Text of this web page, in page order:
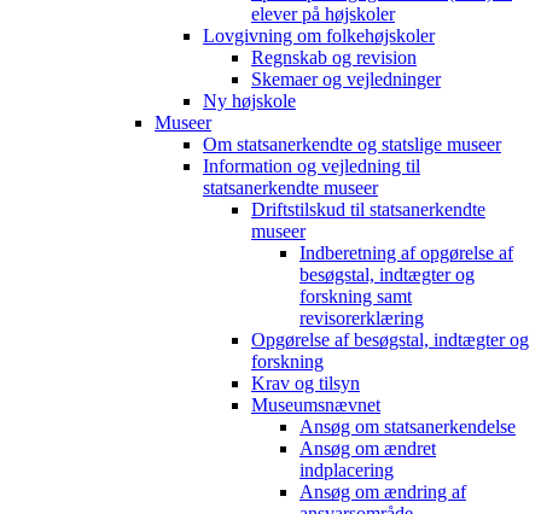
elever på højskoler
Lovgivning om folkehøjskoler
Regnskab og revision
Skemaer og vejledninger
Ny højskole
Museer
Om statsanerkendte og statslige museer
Information og vejledning til
statsanerkendte museer
Driftstilskud til statsanerkendte
museer
Indberetning af opgørelse af
besøgstal, indtægter og
forskning samt
revisorerklæring
Opgørelse af besøgstal, indtægter og
forskning
Krav og tilsyn
Museumsnævnet
Ansøg om statsanerkendelse
Ansøg om ændret
indplacering
Ansøg om ændring af